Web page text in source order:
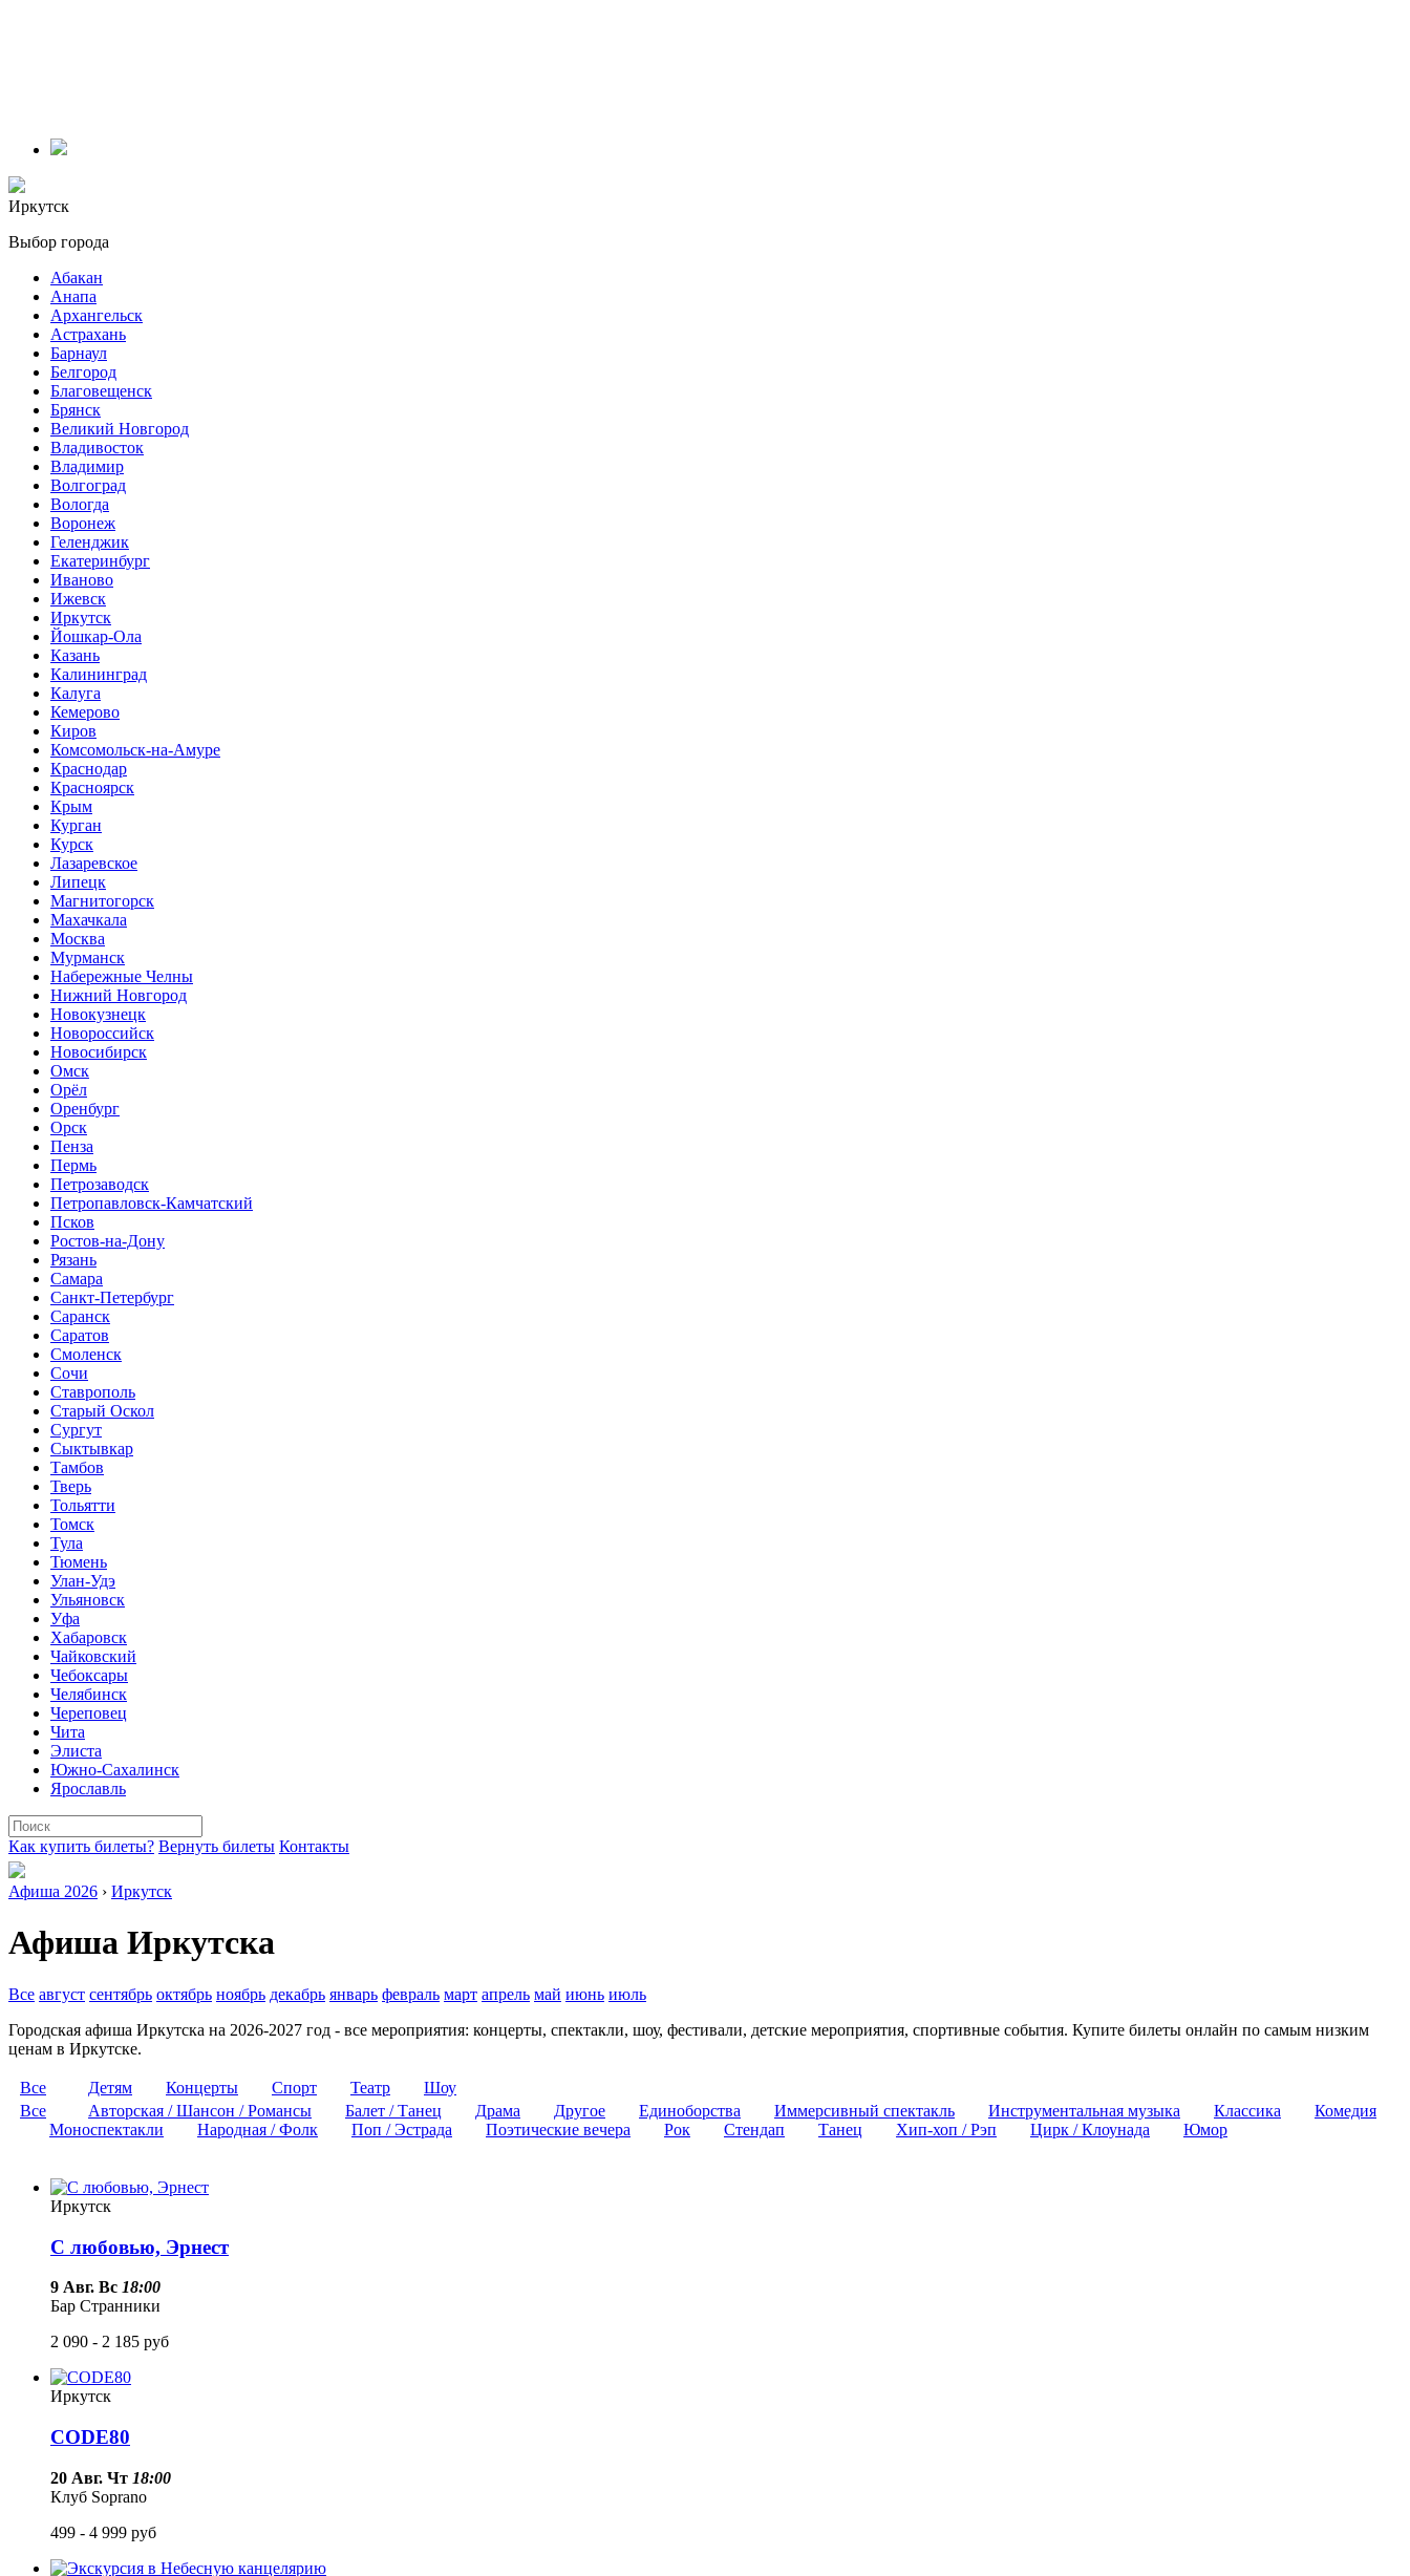
Иркутск
Выбор города
Абакан
Анапа
Архангельск
Астрахань
Барнаул
Белгород
Благовещенск
Брянск
Великий Новгород
Владивосток
Владимир
Волгоград
Вологда
Воронеж
Геленджик
Екатеринбург
Иваново
Ижевск
Иркутск
Йошкар-Ола
Казань
Калининград
Калуга
Кемерово
Киров
Комсомольск-на-Амуре
Краснодар
Красноярск
Крым
Курган
Курск
Лазаревское
Липецк
Магнитогорск
Махачкала
Москва
Мурманск
Набережные Челны
Нижний Новгород
Новокузнецк
Новороссийск
Новосибирск
Омск
Орёл
Оренбург
Орск
Пенза
Пермь
Петрозаводск
Петропавловск-Камчатский
Псков
Ростов-на-Дону
Рязань
Самара
Санкт-Петербург
Саранск
Саратов
Смоленск
Сочи
Ставрополь
Старый Оскол
Сургут
Сыктывкар
Тамбов
Тверь
Тольятти
Томск
Тула
Тюмень
Улан-Удэ
Ульяновск
Уфа
Хабаровск
Чайковский
Чебоксары
Челябинск
Череповец
Чита
Элиста
Южно-Сахалинск
Ярославль
Как купить билеты? Вернуть билеты Контакты
Афиша 2026 › Иркутск
Афиша Иркутска
Все август сентябрь октябрь ноябрь декабрь январь февраль март апрель май июнь июль
Городская афиша Иркутска на 2026-2027 год - все мероприятия: концерты, спектакли, шоу, фестивали, детские мероприятия, спортивные события. Купите билеты онлайн по самым низким
ценам в Иркутске.
Все Детям Концерты Спорт Театр
Шоу
Все
Авторская / Шансон / Романсы Балет / Танец Драма Другое Единоборства Иммерсивный спектакль Инструментальная музыка Классика
Комедия
Моноспектакли
Народная / Фолк Поп / Эстрада Поэтические вечера Рок Стендап Танец Хип-хоп / Рэп Цирк / Клоунада Юмор
Иркутск
С любовью, Эрнест
9 Авг. Вс 18:00
Бар Странники
2 090 - 2 185 руб
Иркутск
CODE80
20 Авг. Чт 18:00
Клуб Soprano
499 - 4 999 руб